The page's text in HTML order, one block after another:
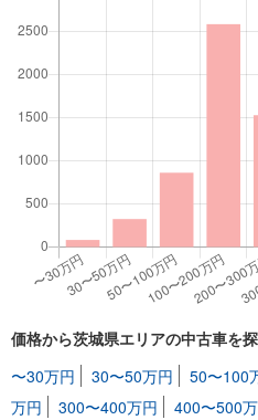
価格から茨城県エリアの中古車を
〜30万円
30〜50万円 50〜100
万円
300〜400万円 400〜500